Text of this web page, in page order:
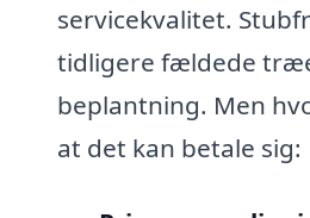
servicekvalitet.
tidligere fældede
beplantning. Men
at det kan betale sig: